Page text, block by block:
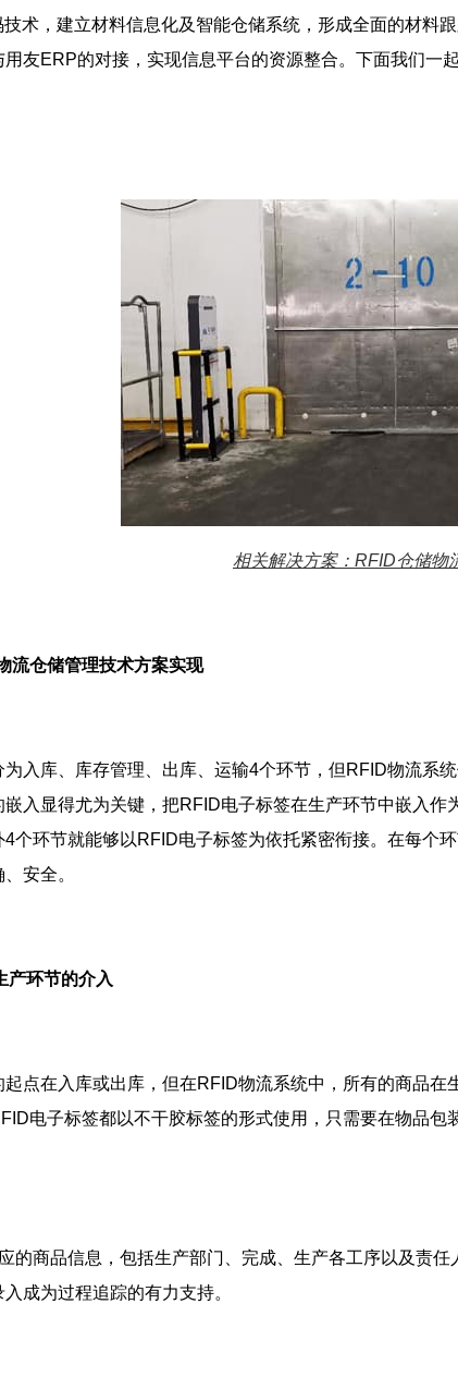
术，建立材料信息化及智能仓储系统，形成全面的材料
友ERP的对接，实现信息平台的资源整合。下面我们一起
相关解决方案：RFID仓储物
流仓储管理技术方案实现
库、库存管理、出库、运输4个环节，但RFID物流系
入显得尤为关键，把RFID电子标签在生产环节中嵌入
4个环节就能够以RFID电子标签为依托紧密衔接。在每个
安全。
产环节的介入
在入库或出库，但在RFID物流系统中，所有的商品在
电子标签都以不干胶标签的形式使用，只需要在物品
商品信息，包括生产部门、完成、生产各工序以及责任
成为过程追踪的有力支持。